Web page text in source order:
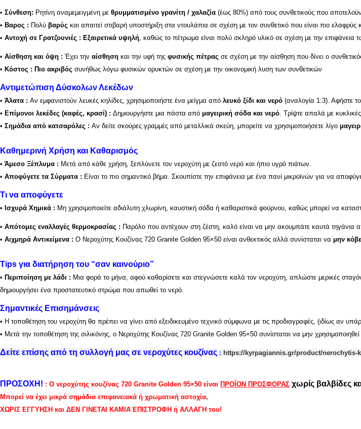
• Σύνθεση: Ρητίνη αναμεμειγμένη με θρυμματισμένο γρανίτη / χαλαζία (έως 80%) από τους συνθετικούς που
• Βαρος : Πολύ βαρύς και απαιτεί στιβαρή υποστήριξη στα ντουλάπια σε σχέση με τον συνθετικό που είναι πιο ελαφρύς
• Αντοχή σε Γρατζουνιές : Εξαιρετικά υψηλή, καθώς το πέτρωμα είναι πολύ σκληρό υλικό σε σχέση με την επιφάνεια
• Αίσθηση και όψη : Έχει την αίσθηση και την υφή της φυσικής πέτρας σε σχέση με την αίσθηση που δίνει ο
• Κόστος : Πιο ακριβός συνήθως λόγω φυσικών ορυκτών σε σχέση με την οικονομική λυση των συνθετικών
Αντιμετώπιση Δύσκολων Λεκέδων
• Άλατα : Αν εμφανιστούν λευκές κηλίδες, χρησιμοποιήστε ένα μείγμα από λευκό ξίδι και νερό (αναλογία 1:3). Αφήστε
• Επίμονοι λεκέδες (καφές, κρασί) : Δημιουργήστε μια πάστα από μαγειρική σόδα και νερό. Τρίψτε απαλά με
• Σημάδια από κατσαρόλες : Αν δείτε σκούρες γραμμές από μεταλλικά σκεύη, μπορείτε να χρησιμοποιήσετε λίγο
Καθημερινή Χρήση και Καθαρισμός
• Άμεσο Ξέπλυμα : Μετά από κάθε χρήση, ξεπλύνετε τον νεροχύτη με ζεστό νερό και ήπιο υγρό πιάτων.
• Αποφύγετε τα Σύρματα : Είναι το πιο σημαντικό βήμα. Σκουπίστε την επιφάνεια με ένα πανί μικροϊνών για να
Τι να αποφύγετε
• Ισχυρά Χημικά : Μη χρησιμοποιείτε αδιάλυτη χλωρίνη, καυστική σόδα ή καθαριστικά φούρνου, καθώς μπορεί να
• Απότομες εναλλαγές θερμοκρασίας : Παρόλο που αντέχουν στη ζέστη, καλό είναι να μην ακουμπάτε καυτά
• Αιχμηρά Αντικείμενα : Ο Νεροχύτης Κουζίνας 720 Granite Golden 95×50 είναι ανθεκτικός αλλά συνίσταται να μην
Tips για διατήρηση του “σαν καινούριο”
• Περιποίηση με λάδι : Μια φορά το μήνα, αφού καθαρίσετε και στεγνώσετε καλά τον νεροχύτη, απλώστε μερικές
δημιουργήσει ένα προστατευτικό στρώμα που απωθεί το νερό.
Σημαντικές Επισημάνσεις
• Η τοποθέτηση του νεροχύτη θα πρέπει να γίνει από εξειδικευμένο τεχνικό σύμφωνα με τις προδιαγραφές, (ιδίως αν
• Μετά την τοποθέτηση της σιλικόνης, ο Νεροχύτης Κουζίνας 720 Granite Golden 95×50 συνίσταται να μην
Δείτε επίσης από τη συλλογή μας σε νεροχύτες κουζίνας : https://kyrpagiannis.gr/product/nerochytis-
ΠΡΟΣΟΧΗ! : O νεροχύτης κουζίνας 720 Granite Golden 95×50 είναι ΠΡΟΪΟΝ ΠΡΟΣΦΟΡΑΣ χωρίς βαλβίδες
Μπορεί να έχει μικρά σημάδια επιφανειακά ή χρωματική αστοχία,
ΧΩΡΙΣ ΕΓΓΥΗΣΗ και ΔΕΝ ΓΙΝΕΤΑΙ ΚΑΜΙΑ ΕΠΙΣΤΡΟΦΗ ή ΑΛΛΑΓΗ του!